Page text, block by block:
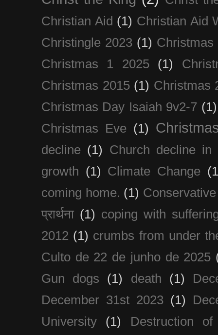
Christian Aid (1) Christian Aid
Christingle 2023 (1) Christmas
Christmas 1 2025
(1)
Christmas 2015 (1) Christmas
Christmas Day Isaiah 9v2-7 (1)
Christmas Eve (1)
decline (1)
Church decline
growth (1) Climate Change
coming home. (1)
प्रार्थना (1) coping with
2012 (1) crumbs from under
Culto de 22 de junho de 2025
Gun dogs
(1) death (1)
December 31st 2023 (1)
University
(1)
Destruction